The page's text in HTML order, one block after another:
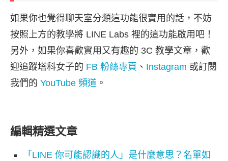
如果你也覺得聊天室分類這功能很實用的話，不妨
按照上方的教學將 LINE Labs 裡的這功能啟用吧！
另外，如果你喜歡實用又有趣的 3C 教學文章，歡
迎追蹤塔科女子的 FB 粉絲專頁 、 Instagram 或訂閱
我們的 YouTube 頻道 。
編輯精選文章
「LINE 你可能認識的人」是什麼意思？名單如